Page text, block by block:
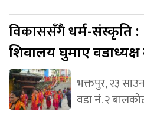
विकाससँगैधर्म-संस्कृति
शिवालय घुमाए
भक्तपुर, २३
वडा नं. २